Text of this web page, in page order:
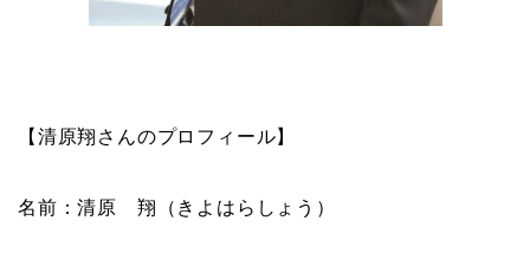
【清原翔さんのプロフィール】
名前：清原 翔（きよはらしょう）